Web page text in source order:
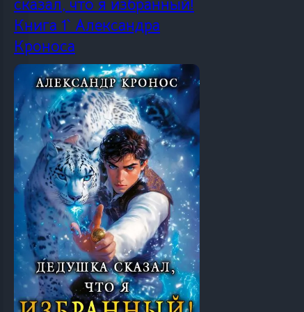
сказал, что я избранный!
Книга 1` Александра
Кроноса